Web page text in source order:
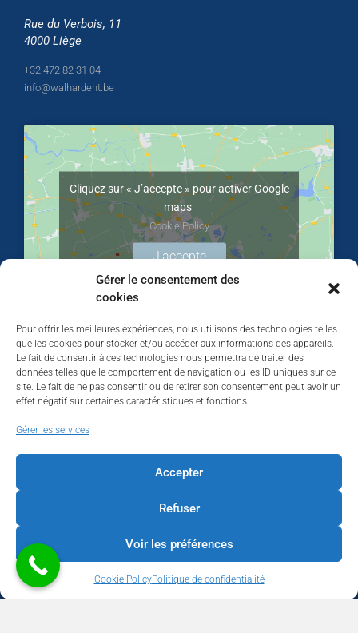
Gérer le consentement des
cookies
Pour offrir les meilleures expériences, nous utilisons des technologies telles
que les cookies pour stocker et/ou accéder aux informations des appareils.
Le fait de consentir à ces technologies nous permettra de traiter des
données telles que le comportement de navigation ou les ID uniques sur ce
site. Le fait de ne pas consentir ou de retirer son consentement peut avoir un
effet négatif sur certaines caractéristiques et fonctions.
Gérer les services
Accepter
Refuser
Voir les préférences
Cookie PolicyPolitique de confidentialité
Rue du Verbois, 11
4000 Liège
+32 472 82 31 04
info@walhardent.be
Cliquez sur « J’accepte » pour activer Google
maps
Cookie Policy
J’accepte
LES BÂTISSEURS DE LIÈGE
Par le Walhardent